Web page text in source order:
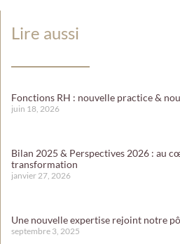
Lire aussi
Fonctions RH : nouvelle practice &
juin 18, 2026
Bilan 2025 & Perspectives 2026 : au
transformation
janvier 27, 2026
Une nouvelle expertise rejoint notre
septembre 3, 2025